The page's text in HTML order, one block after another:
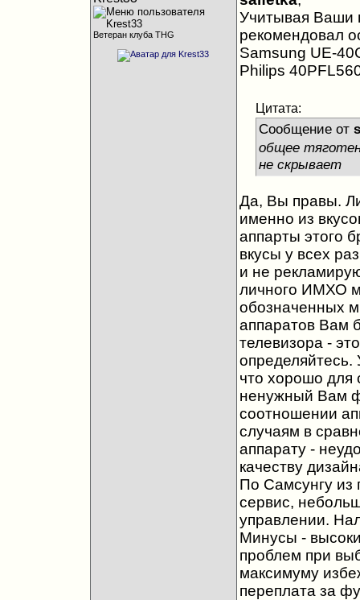
Ветеран клуба THG
Учитывая Ваши
рекомендовал
Samsung UE-
Philips
Цитата:
Сообщение от
общее
не скрывает
Да, Вы правы.
именно из
аппарты этого
вкусы у всех
и не
личного ИМХО
обозначенных
аппаратов Вам
телевизора -
определяйтесь.
что хорошо для
ненужный Вам
соотношении
случаям в
аппарату -
качеству
По Самсунгу из
сервис,
управлении.
Минусы -
проблем при
максимуму
переплата за